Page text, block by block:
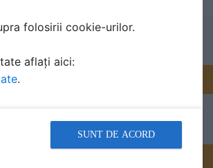
folosirii cookie-urilor.
aflați aici:
.
SUNT DE ACORD